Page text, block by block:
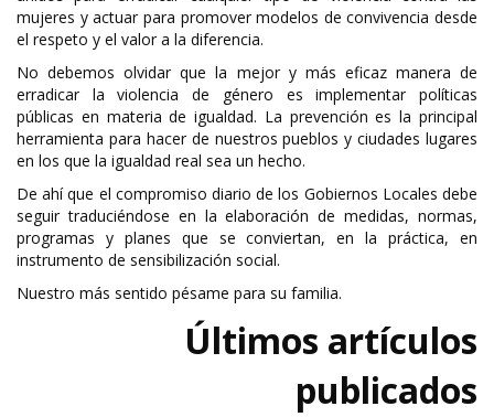
mujeres y actuar para promover modelos de convivencia desde
el respeto y el valor a la diferencia.
No debemos olvidar que la mejor y más eficaz manera de
erradicar la violencia de género es implementar políticas
públicas en materia de igualdad. La prevención es la principal
herramienta para hacer de nuestros pueblos y ciudades lugares
en los que la igualdad real sea un hecho.
De ahí que el compromiso diario de los Gobiernos Locales debe
seguir traduciéndose en la elaboración de medidas, normas,
programas y planes que se conviertan, en la práctica, en
instrumento de sensibilización social.
Nuestro más sentido pésame para su familia.
Últimos artículos
publicados